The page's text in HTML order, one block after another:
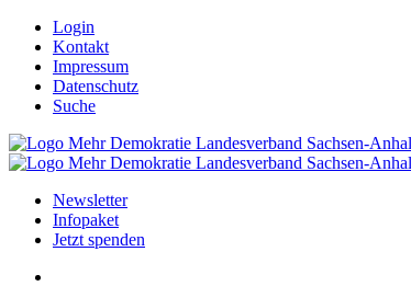
Login
Kontakt
Impressum
Datenschutz
Suche
Newsletter
Infopaket
Jetzt spenden